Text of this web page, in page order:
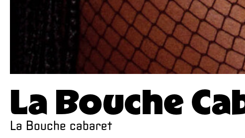
La Bouche
La Bouche cabaret